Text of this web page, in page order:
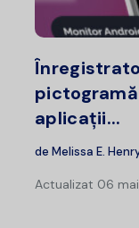
aplicații...
de Melissa E.
Actualizat 06